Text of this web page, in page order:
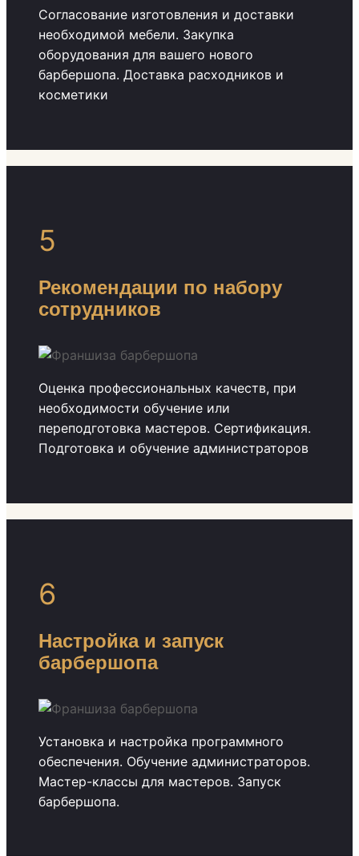
Согласование изготовления и доставки
необходимой мебели. Закупка
оборудования для вашего нового
барбершопа. Доставка расходников и
косметики
5
Рекомендации по набору
сотрудников
Оценка профессиональных качеств, при
необходимости обучение или
переподготовка мастеров. Сертификация.
Подготовка и обучение администраторов
6
Настройка и запуск
барбершопа
Установка и настройка программного
обеспечения. Обучение администраторов.
Мастер-классы для мастеров. Запуск
барбершопа.